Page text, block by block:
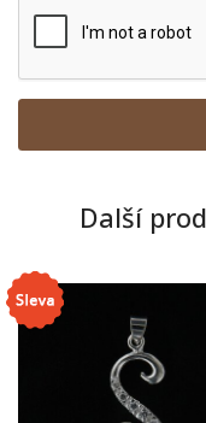
Další